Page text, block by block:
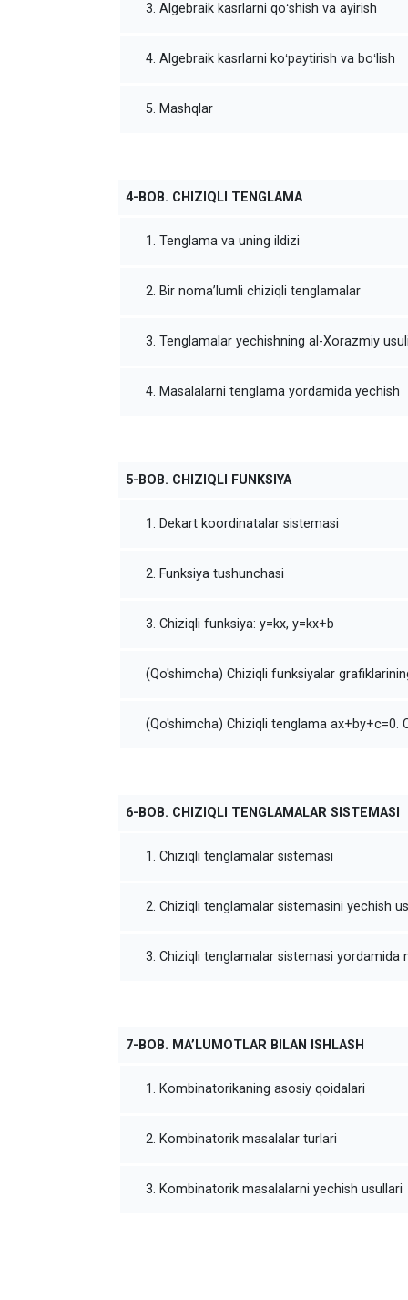
3. Algebraik kasrlarni qoʻshish va ayirish
4. Algebraik kasrlarni koʻpaytirish va boʻlish
5. Mashqlar
4-BOB. CHIZIQLI TENGLAMA
1. Tenglama va uning ildizi
2. Bir noma’lumli chiziqli tenglamalar
3. Tenglamalar yechishning al-Xorazmiy
4. Masalalarni tenglama yordamida yechish
5-BOB. CHIZIQLI FUNKSIYA
1. Dekart koordinatalar sistemasi
2. Funksiya tushunchasi
3. Chiziqli funksiya: y=kx, y=kx+b
(Qo'shimcha) Chiziqli funksiyalar
(Qo'shimcha) Chiziqli tenglama ax+by+c=0.
6-BOB. CHIZIQLI TENGLAMALAR SISTEMASI
1. Chiziqli tenglamalar sistemasi
2. Chiziqli tenglamalar sistemasini yechish
3. Chiziqli tenglamalar sistemasi yordamida
7-BOB. MA’LUMOTLAR BILAN ISHLASH
1. Kombinatorikaning asosiy qoidalari
2. Kombinatorik masalalar turlari
3. Kombinatorik masalalarni yechish usullari